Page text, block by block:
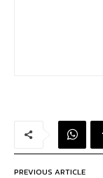
PREVIOUS ARTICLE